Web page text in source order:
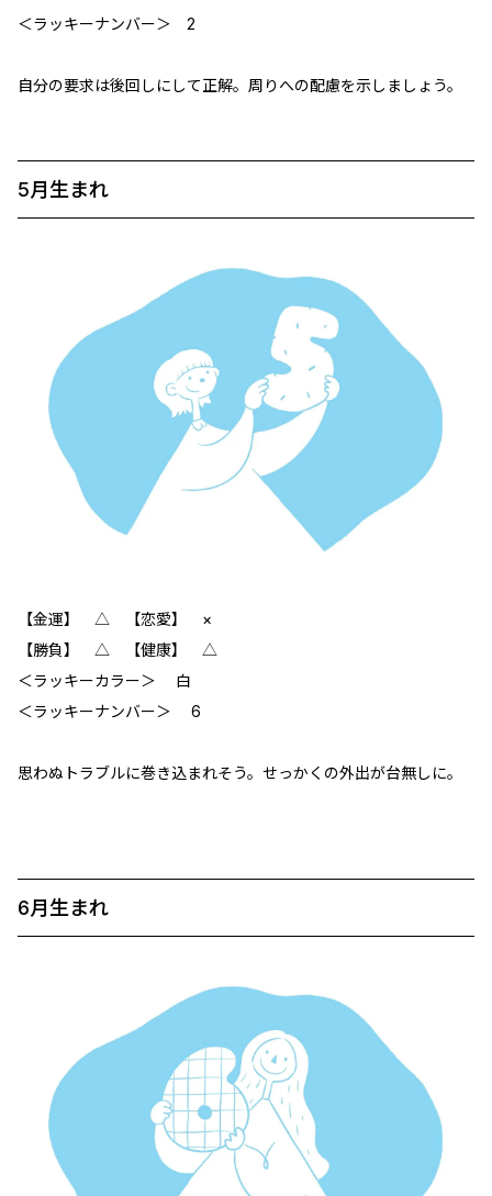
＜ラッキーナンバー＞ 2
自分の要求は後回しにして正解。周りへの配慮を示しましょう。
5月生まれ
【金運】 △ 【恋愛】 ×
【勝負】 △ 【健康】 △
＜ラッキーカラー＞ 白
＜ラッキーナンバー＞ 6
思わぬトラブルに巻き込まれそう。せっかくの外出が台無しに。
6月生まれ